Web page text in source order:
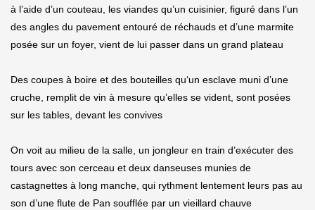
à l’aide d’un couteau, les viandes qu’un cuisinier, figuré dans l’un
des angles du pavement entouré de réchauds et d’une marmite
posée sur un foyer, vient de lui passer dans un grand plateau
Des coupes à boire et des bouteilles qu‘un esclave muni d’une
cruche, remplit de vin à mesure qu’elles se vident, sont posées
sur les tables, devant les convives
On voit au milieu de la salle, un jongleur en train d’exécuter des
tours avec son cerceau et deux danseuses munies de
castagnettes à long manche, qui rythment lentement leurs pas au
son d’une flute de Pan soufflée par un vieillard chauve